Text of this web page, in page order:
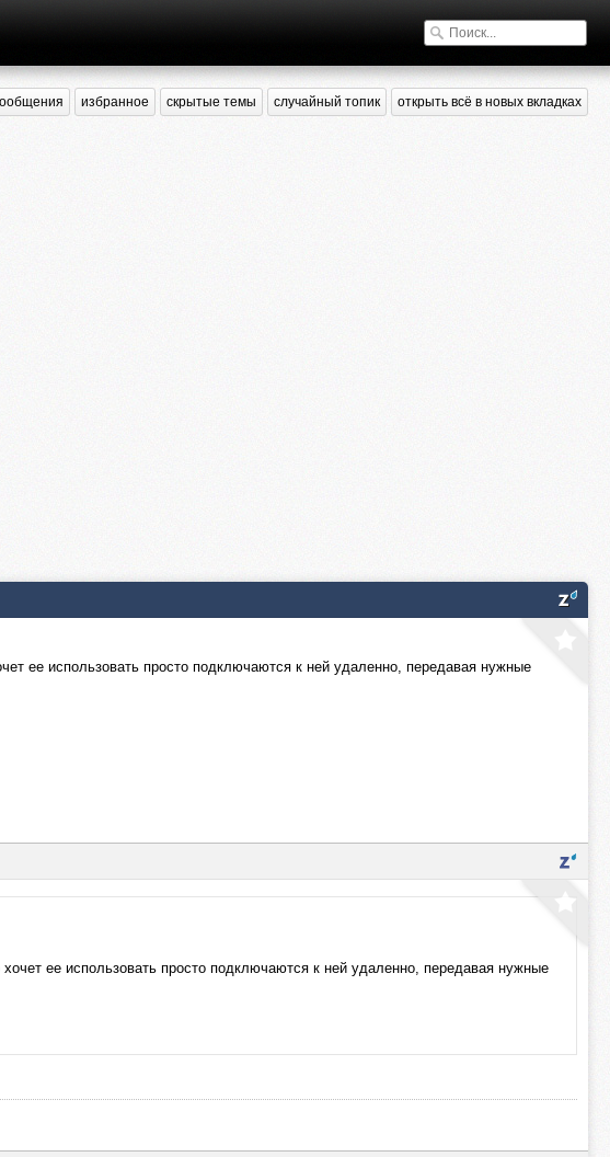
избранное скрытые темы случайный топик открыть всё в новых вкладках
ее использовать просто подключаются к ней удаленно, передавая нужные
ее использовать просто подключаются к ней удаленно, передавая нужные